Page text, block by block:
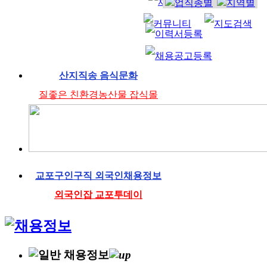
산지직송 음식문화
질좋은 친환경농산물 잡식몰
교포구인구직 외국인채용정보
외국인잡 교포투데이